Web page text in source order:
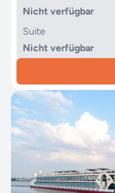
Nicht verfügbar
Suite
Nicht verfügbar